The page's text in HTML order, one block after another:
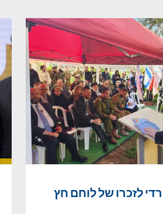
לזכרו של לוחם חץ